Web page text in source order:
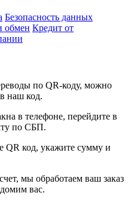
Безопасность данных
обмен Кредит от
по QR-коду, можно
наш код.
в телефоне, перейдите в
по СБП.
QR код, укажите сумму и
мы обработаем ваш заказ
вас.